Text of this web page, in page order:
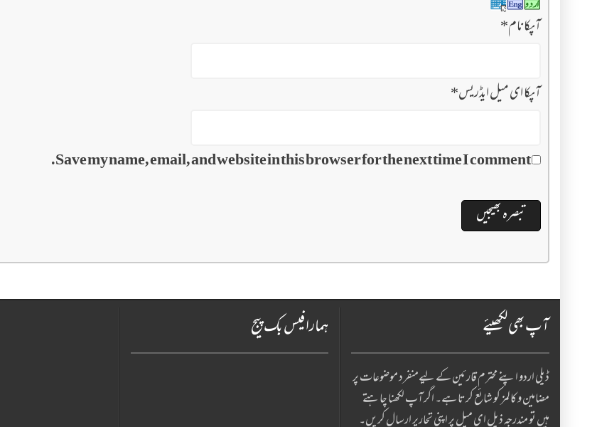
آپکا نام*
آپکا ای میل ایڈریس*
Save my name, email, and website in this browser for the next time I comment.
ہمارا فیس بک پیج آپ بھی لکھیئے
ڈیلی اردو اپنے محترم قارئین کے لیےمنفرد موضوعات پر
مضامین و کالمز کو شائع کرتا ہے۔ اگر آپ لکھنا چا ہتے
ہیں تو مندرجہ ذیل ای میل پر اپنی تحاریر ارسال کریں۔